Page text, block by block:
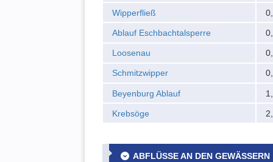
Wipperfließ
Ablauf Eschbachtalsperre
Loosenau
Schmitzwipper
Beyenburg Ablauf
Krebsöge
ABFLÜSSE AN DEN GEWÄSSERN